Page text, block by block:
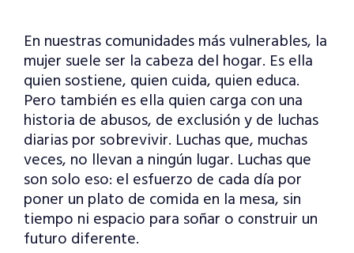
En nuestras comunidades más vulnerables, la
mujer suele ser la cabeza del hogar. Es ella
quien sostiene, quien cuida, quien educa.
Pero también es ella quien carga con una
historia de abusos, de exclusión y de luchas
diarias por sobrevivir. Luchas que, muchas
veces, no llevan a ningún lugar. Luchas que
son solo eso: el esfuerzo de cada día por
poner un plato de comida en la mesa, sin
tiempo ni espacio para soñar o construir un
futuro diferente.